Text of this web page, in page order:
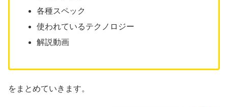
各種スペック
使われているテクノロジー
解説動画
をまとめていきます。